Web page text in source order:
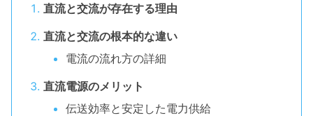
直流と交流が存在する理由
直流と交流の根本的な違い
電流の流れ方の詳細
直流電源のメリット
伝送効率と安定した電力供給